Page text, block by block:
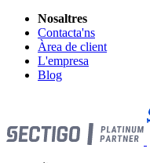
Nosaltres
Contacta'ns
Àrea de client
L'empresa
Blog